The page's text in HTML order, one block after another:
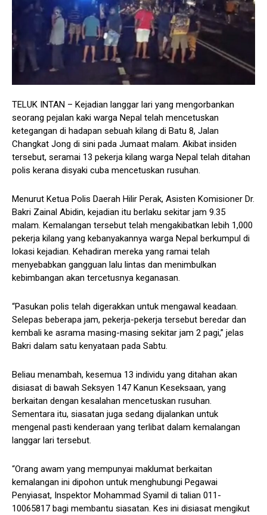
TELUK INTAN – Kejadian langgar lari yang mengorbankan
seorang pejalan kaki warga Nepal telah mencetuskan
ketegangan di hadapan sebuah kilang di Batu 8, Jalan
Changkat Jong di sini pada Jumaat malam. Akibat insiden
tersebut, seramai 13 pekerja kilang warga Nepal telah ditahan
polis kerana disyaki cuba mencetuskan rusuhan.
Menurut Ketua Polis Daerah Hilir Perak, Asisten Komisioner Dr.
Bakri Zainal Abidin, kejadian itu berlaku sekitar jam 9.35
malam. Kemalangan tersebut telah mengakibatkan lebih 1,000
pekerja kilang yang kebanyakannya warga Nepal berkumpul di
lokasi kejadian. Kehadiran mereka yang ramai telah
menyebabkan gangguan lalu lintas dan menimbulkan
kebimbangan akan tercetusnya keganasan.
“Pasukan polis telah digerakkan untuk mengawal keadaan.
Selepas beberapa jam, pekerja-pekerja tersebut beredar dan
kembali ke asrama masing-masing sekitar jam 2 pagi,” jelas
Bakri dalam satu kenyataan pada Sabtu.
Beliau menambah, kesemua 13 individu yang ditahan akan
disiasat di bawah Seksyen 147 Kanun Keseksaan, yang
berkaitan dengan kesalahan mencetuskan rusuhan.
Sementara itu, siasatan juga sedang dijalankan untuk
mengenal pasti kenderaan yang terlibat dalam kemalangan
langgar lari tersebut.
“Orang awam yang mempunyai maklumat berkaitan
kemalangan ini dipohon untuk menghubungi Pegawai
Penyiasat, Inspektor Mohammad Syamil di talian 011-
10065817 bagi membantu siasatan. Kes ini disiasat mengikut